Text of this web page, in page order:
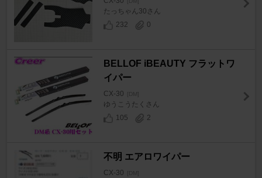
たっちゃん30さん
232
0
BELLOF iBEAUTY フラットワ
イパー
CX-30
ゆうこうたくさん
105
2
不明 エアロワイパー
CX-30